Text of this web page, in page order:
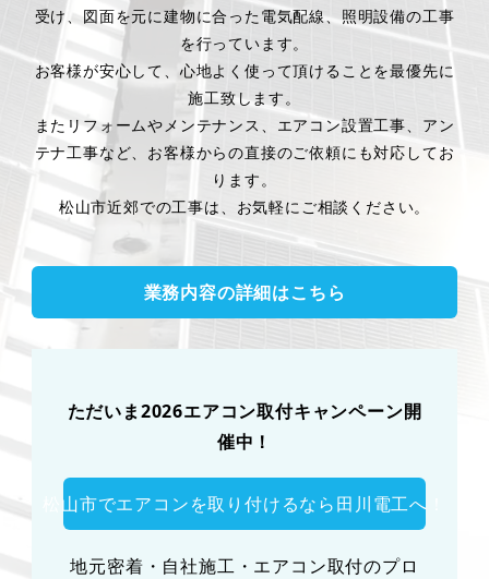
受け、図面を元に建物に合った電気配線、照明設備の工事
を行っています。
お客様が安心して、心地よく使って頂けることを最優先に
施工致します。
またリフォームやメンテナンス、エアコン設置工事、アン
テナ工事など、お客様からの直接のご依頼にも対応してお
ります。
松山市近郊での工事は、お気軽にご相談ください。
業務内容の詳細はこちら
ただいま2026エアコン取付キャンペーン開
催中！
松山市でエアコンを取り付けるなら田川電工へ！
地元密着・自社施工・エアコン取付のプロ